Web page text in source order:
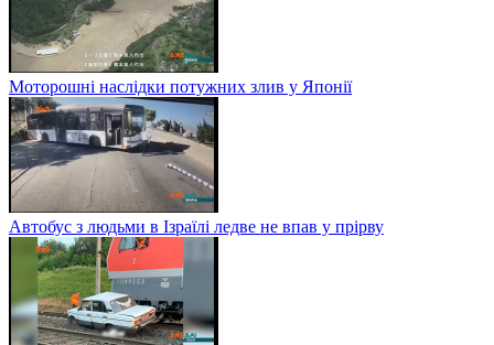
Моторошні наслідки потужних злив у Японії
Автобус з людьми в Ізраїлі ледве не впав у прірву